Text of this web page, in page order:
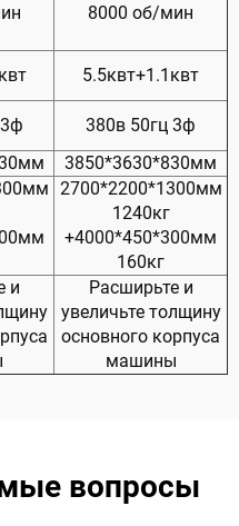
8000 об/мин
5.5квт+1.1квт
380в 50гц 3ф
3850*3630*830мм
2700*2200*1300мм
1240кг
+4000*450*300мм
160кг
и
Расширьте и
увеличьте толщину
основного корпуса
машины
вопросы